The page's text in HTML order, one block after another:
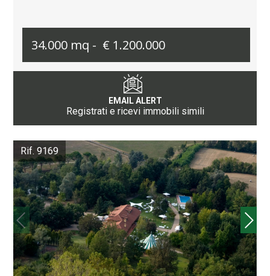
34.000 mq - € 1.200.000
EMAIL ALERT
Registrati e ricevi immobili simili
Rif. 9169